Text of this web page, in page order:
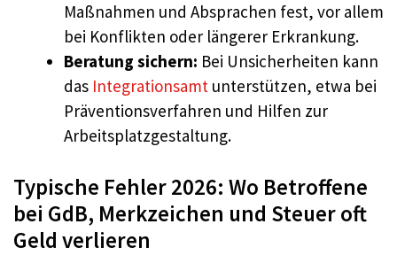
Maßnahmen und Absprachen fest, vor allem
bei Konflikten oder längerer Erkrankung.
Beratung sichern: Bei Unsicherheiten kann
das Integrationsamt unterstützen, etwa bei
Präventionsverfahren und Hilfen zur
Arbeitsplatzgestaltung.
Typische Fehler 2026: Wo Betroffene
bei GdB, Merkzeichen und Steuer oft
Geld verlieren